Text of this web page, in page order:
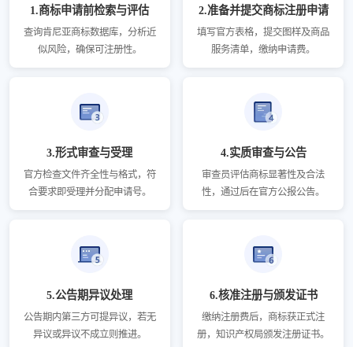
1.商标申请前检索与评估
查询肯尼亚商标数据库，分析近
似风险，确保可注册性。
2.准备并提交商标注册申请
填写官方表格，提交图样及商品
服务清单，缴纳申请费。
3.形式审查与受理
官方检查文件齐全性与格式，符
合要求即受理并分配申请号。
4.实质审查与公告
审查员评估商标显著性及合法
性，通过后在官方公报公告。
5.公告期异议处理
公告期内第三方可提异议，若无
异议或异议不成立则推进。
6.核准注册与颁发证书
缴纳注册费后，商标获正式注
册，知识产权局颁发注册证书。